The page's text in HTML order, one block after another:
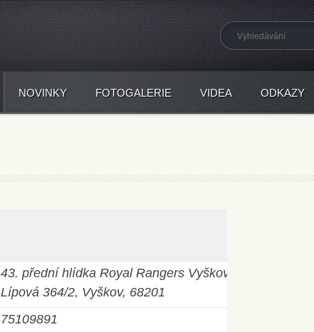
NOVINKY FOTOGALERIE VIDEA ODKAZY
43. přední hlídka Royal Rangers Vyškov
Lípová 364/2, Vyškov, 68201
75109891